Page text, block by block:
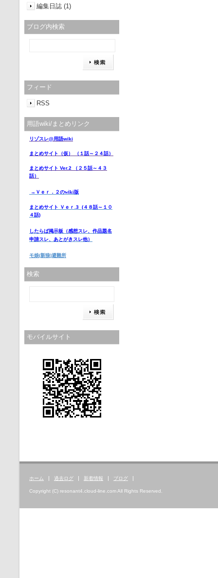
編集日誌 (1)
ブログ内検索
フィード
RSS
用語wiki/まとめリンク
リゾスレ@用語wiki
まとめサイト（仮） （１話～２４話）
まとめサイト Ver.2 （２５話～４３
話）
→Ｖｅｒ．２のwiki版
まとめサイト Ｖｅｒ.3 (４８話～１０
４話)
したらば掲示板 （感想スレ、作品題名
申請スレ、あとがきスレ他）
モ娘(新狼)避難所
検索
モバイルサイト
ホーム 過去ログ 新着情報 ブログ
Copyright (C) resonant4.cloud-line.com All Rights Reserved.